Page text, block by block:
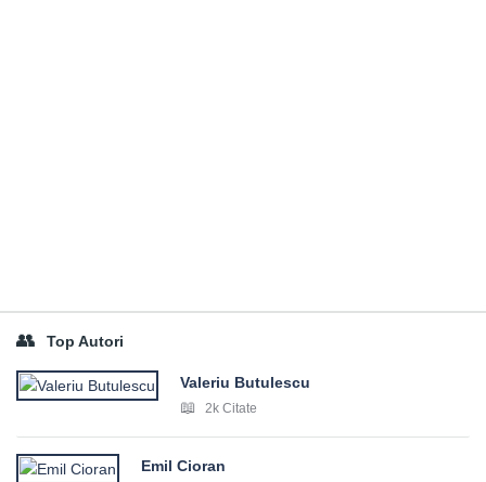
Top Autori
Valeriu Butulescu
2k Citate
Emil Cioran